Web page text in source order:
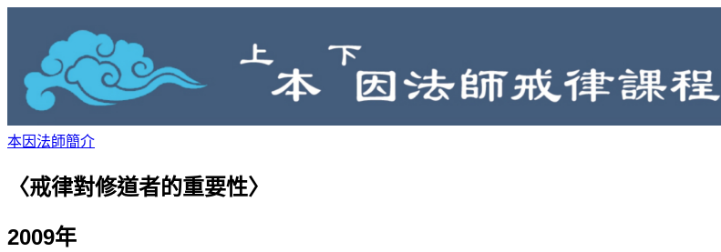
本因法師簡介
〈戒律對修道者的重要性〉
2009年